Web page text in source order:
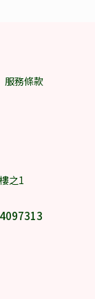
服務條款
之1